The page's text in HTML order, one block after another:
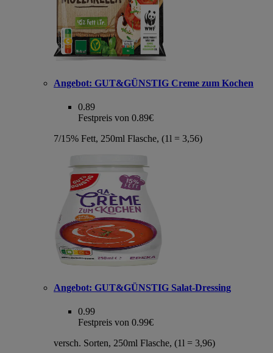
Angebot: GUT&GÜNSTIG Creme zum Kochen
0.89
Festpreis von 0.89€
7/15% Fett, 250ml Flasche, (1l = 3,56)
Angebot: GUT&GÜNSTIG Salat-Dressing
0.99
Festpreis von 0.99€
versch. Sorten, 250ml Flasche, (1l = 3,96)